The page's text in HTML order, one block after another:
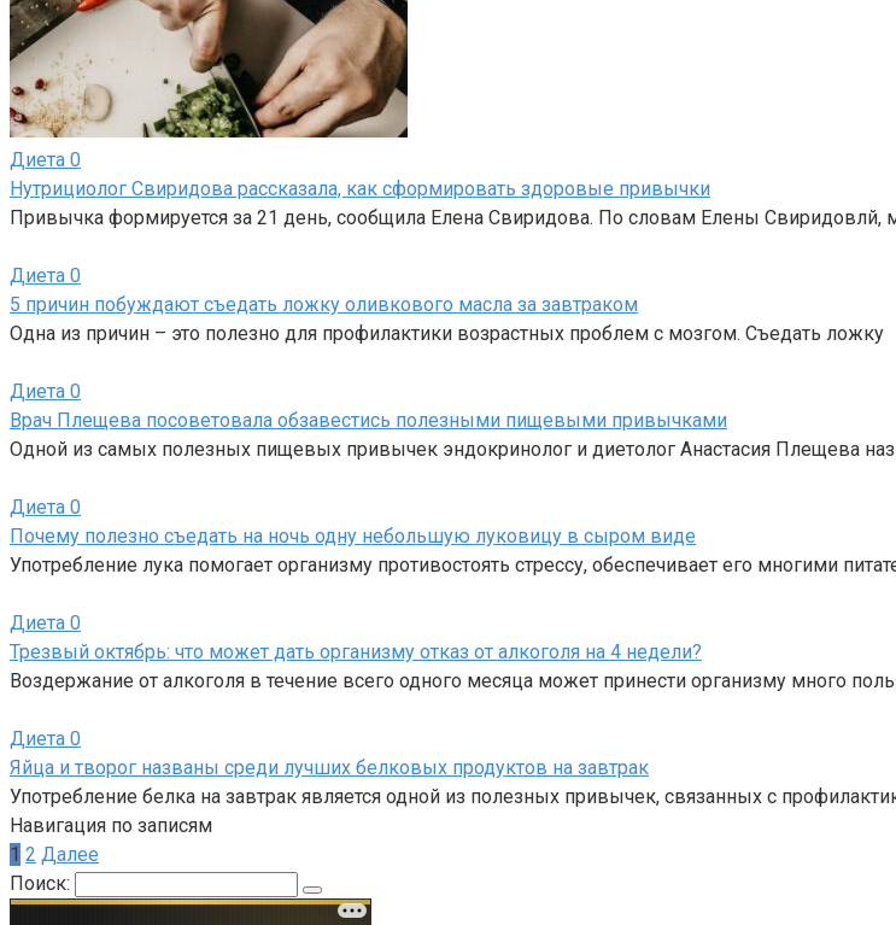
Диета 0
Нутрициолог Свиридова рассказала, как сформировать здоровые привычки
Привычка формируется за 21 день, сообщила Елена Свиридова. По словам Елены Свиридовлй,
Диета 0
5 причин побуждают съедать ложку оливкового масла за завтраком
Одна из причин – это полезно для профилактики возрастных проблем с мозгом. Съедать ложку
Диета 0
Врач Плещева посоветовала обзавестись полезными пищевыми привычками
Одной из самых полезных пищевых привычек эндокринолог и диетолог Анастасия Плещева
Диета 0
Почему полезно съедать на ночь одну небольшую луковицу в сыром виде
Употребление лука помогает организму противостоять стрессу, обеспечивает его многими
Диета 0
Трезвый октябрь: что может дать организму отказ от алкоголя на 4 недели?
Воздержание от алкоголя в течение всего одного месяца может принести организму много
Диета 0
Яйца и творог названы среди лучших белковых продуктов на завтрак
Употребление белка на завтрак является одной из полезных привычек, связанных с
Навигация по записям
1 2 Далее
Поиск: